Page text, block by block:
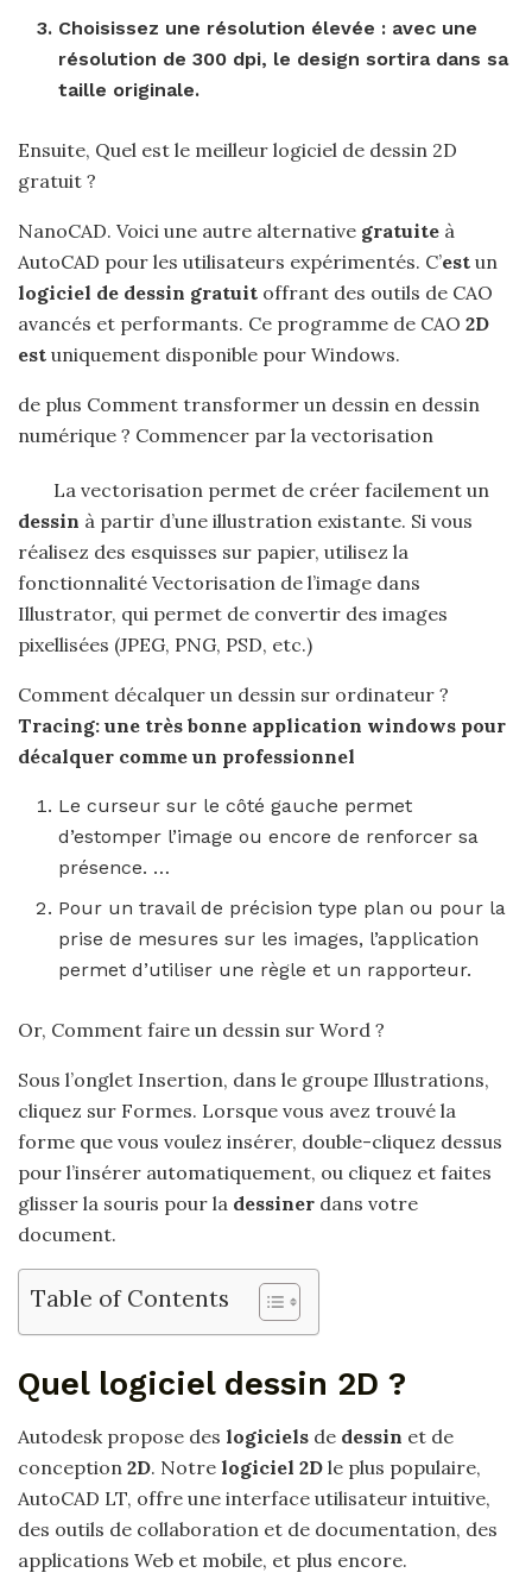
Choisissez une résolution élevée : avec une
résolution de 300 dpi, le design sortira dans sa
taille originale.
Ensuite, Quel est le meilleur logiciel de dessin 2D
gratuit ?
NanoCAD. Voici une autre alternative gratuite à
AutoCAD pour les utilisateurs expérimentés. C’est un
logiciel de dessin gratuit offrant des outils de CAO
avancés et performants. Ce programme de CAO 2D
est uniquement disponible pour Windows.
de plus Comment transformer un dessin en dessin
numérique ? Commencer par la vectorisation
La vectorisation permet de créer facilement un
dessin à partir d’une illustration existante. Si vous
réalisez des esquisses sur papier, utilisez la
fonctionnalité Vectorisation de l’image dans
Illustrator, qui permet de convertir des images
pixellisées (JPEG, PNG, PSD, etc.)
Comment décalquer un dessin sur ordinateur ?
Tracing: une très bonne application windows pour
décalquer comme un professionnel
Le curseur sur le côté gauche permet
d’estomper l’image ou encore de renforcer sa
présence. …
Pour un travail de précision type plan ou pour la
prise de mesures sur les images, l’application
permet d’utiliser une règle et un rapporteur.
Or, Comment faire un dessin sur Word ?
Sous l’onglet Insertion, dans le groupe Illustrations,
cliquez sur Formes. Lorsque vous avez trouvé la
forme que vous voulez insérer, double-cliquez dessus
pour l’insérer automatiquement, ou cliquez et faites
glisser la souris pour la dessiner dans votre
document.
Table of Contents
Quel logiciel dessin 2D ?
Autodesk propose des logiciels de dessin et de
conception 2D. Notre logiciel 2D le plus populaire,
AutoCAD LT, offre une interface utilisateur intuitive,
des outils de collaboration et de documentation, des
applications Web et mobile, et plus encore.